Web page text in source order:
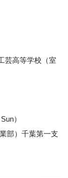
芸高等学校（室
）
部）千葉第一支